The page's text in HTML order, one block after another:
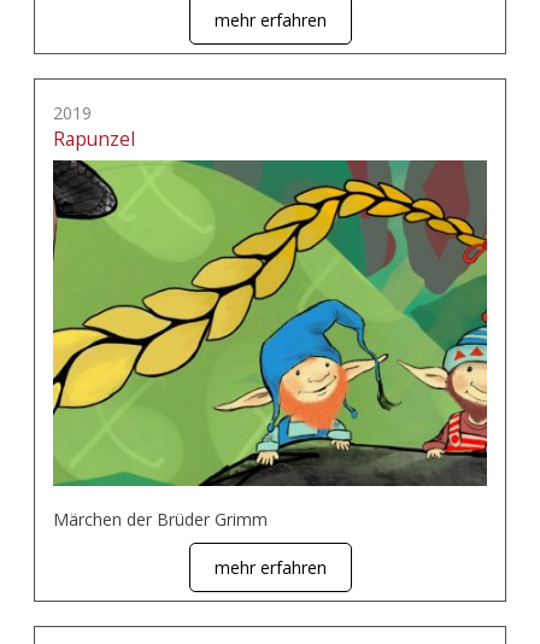
mehr erfahren
2019
Rapunzel
Märchen der Brüder Grimm
mehr erfahren